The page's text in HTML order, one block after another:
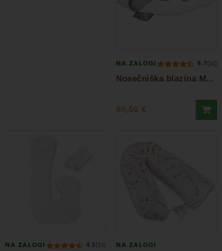
NA ZALOGI 4.7(3x)
N
osečniška blazina Marsolux L EMI
89,50 €
NA ZALOGI 4.5(2x) NA ZALOGI